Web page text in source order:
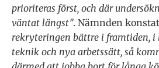
prioriteras först, och där
väntat längst”. Nämnden
rekryteringen bättre i framtiden,
teknik och nya arbetssätt, så